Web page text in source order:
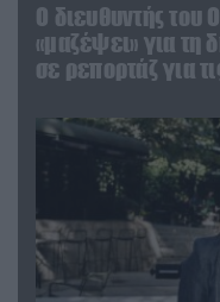
O διευθυντής του
«μαζέψει» για
σε ρεπορτάζ για